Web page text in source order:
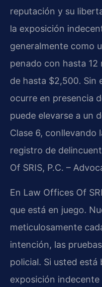
reputación y su
la exposición
generalmente como
penado con hasta 12
de hasta $2,500. Sin
ocurre en presencia
puede elevarse a un
Clase 6, conllevando
registro de
Of SRIS, P.C. –
En Law Offices Of
que está en juego.
meticulosamente
intención, las
policial. Si usted
exposición